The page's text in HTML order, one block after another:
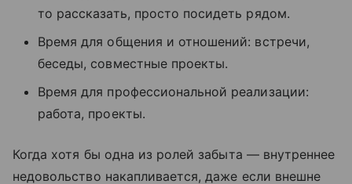
то рассказать, просто посидеть рядом.
Время для общения и отношений: встречи,
беседы, совместные проекты.
Время для профессиональной реализации:
работа, проекты.
Когда хотя бы одна из ролей забыта — внутреннее
недовольство накапливается, даже если внешне